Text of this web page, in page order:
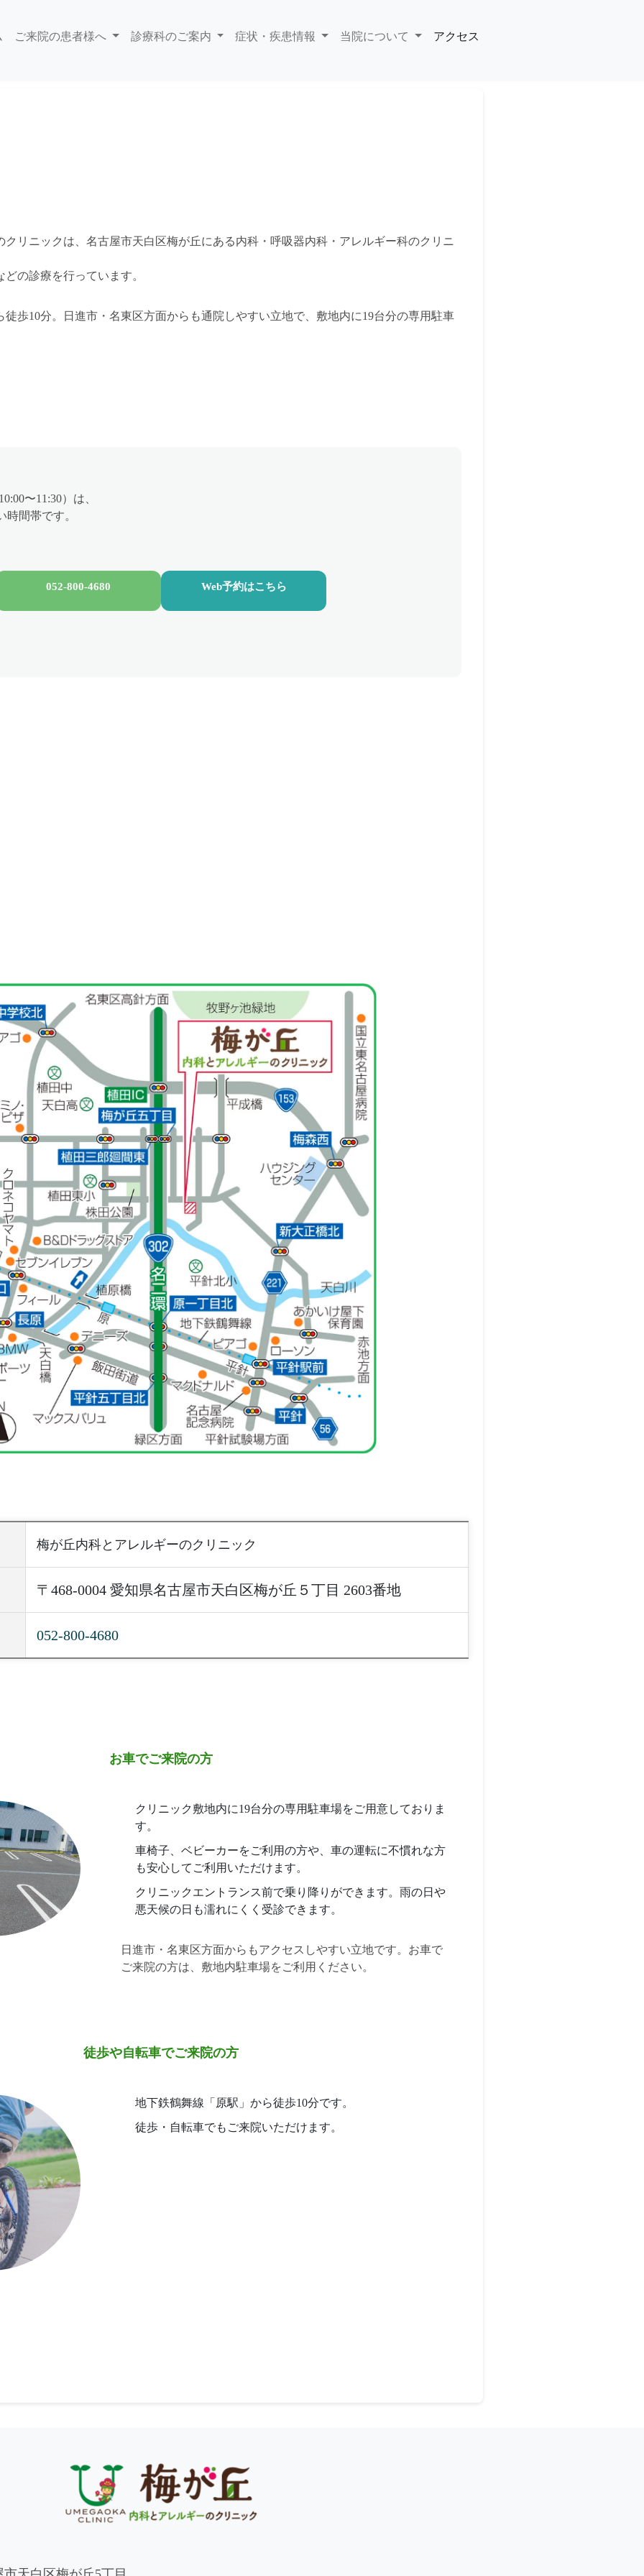
ご来院の患者様へ 診療科のご案内 症状・疾患情報 当院について アクセス
クリニックは、名古屋市天白区梅が丘にある内科・呼吸器内科・アレルギー科のクリニ
の診療を行っています。
歩10分。日進市・名東区方面からも通院しやすい立地で、敷地内に19台分の専用駐車
〜11:30）は、
間帯です。
052-800-4680 Web予約はこちら
梅が丘内科とアレルギーのクリニック
〒468-0004 愛知県名古屋市天白区梅が丘５丁目 2603番地
052-800-4680
お車でご来院の方
クリニック敷地内に19台分の専用駐車場をご用意しておりま
す。
車椅子、ベビーカーをご利用の方や、車の運転に不慣れな方
も安心してご利用いただけます。
クリニックエントランス前で乗り降りができます。雨の日や
悪天候の日も濡れにくく受診できます。
日進市・名東区方面からもアクセスしやすい立地です。お車で
ご来院の方は、敷地内駐車場をご利用ください。
徒歩や自転車でご来院の方
地下鉄鶴舞線「原駅」から徒歩10分です。
徒歩・自転車でもご来院いただけます。